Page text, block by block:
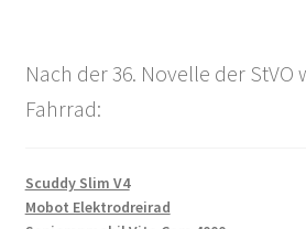
Nach der 36. Novelle der StVO
Fahrrad:
Scuddy Slim V4
Mobot Elektrodreirad